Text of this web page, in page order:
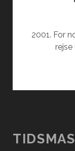
2001. For
rejse